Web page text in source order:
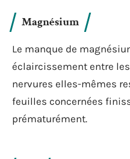
Magnésium
Le manque de
éclaircissement entre
nervures elles-mêmes
feuilles concernées
prématurément.